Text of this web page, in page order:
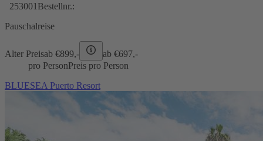
253001 Bestellnr.:
Pauschalreise
Alter Preisab €899,- ab €697,-
pro PersonPreis pro Person
BLUESEA Puerto Resort